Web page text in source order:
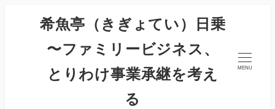
希魚亭（きぎょてい）日乗
〜ファミリービジネス、
とりわけ事業承継を考え
る
MENU